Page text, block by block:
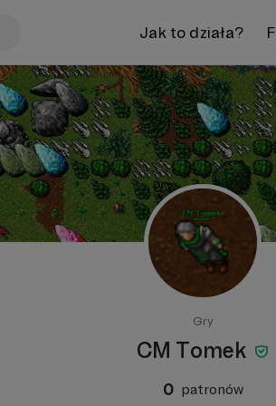
Jak to działa?
Gry
CM Tomek
0 patronów